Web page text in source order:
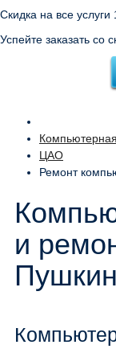
Скидка на все услуги
Успейте заказать со
ЦАО
Ремонт
и